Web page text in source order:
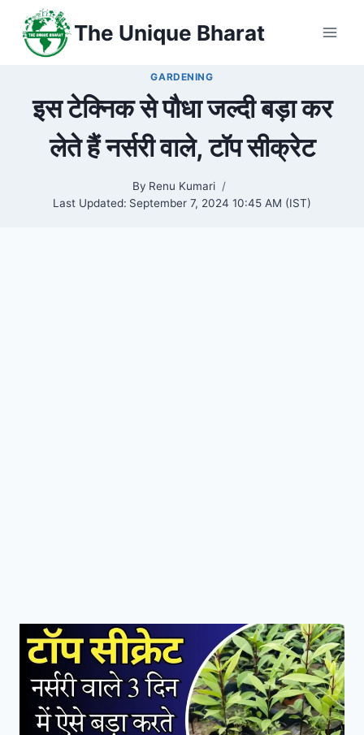
content
The Unique Bharat
GARDENING
इस टेक्निक से पौधा जल्दी बड़ा कर
लेते हैं नर्सरी वाले, टॉप सीक्रेट
By Renu Kumari
Last Updated: September 7, 2024 10:45 AM (IST)